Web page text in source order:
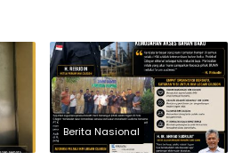
Berita Nasional